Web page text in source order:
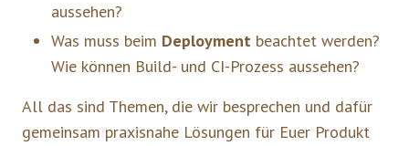
aussehen?
Was muss beim Deployment beachtet werden?
Wie können Build- und CI-Prozess aussehen?
All das sind Themen, die wir besprechen und dafür
gemeinsam praxisnahe Lösungen für Euer Produkt